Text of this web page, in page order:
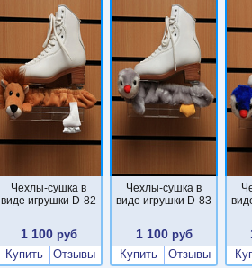
Чехлы-сушка в
виде игрушки D-82
1 100 руб
Купить
Отзывы
Чехлы-сушка в
виде игрушки D-83
1 100руб
Купить
Отзывы